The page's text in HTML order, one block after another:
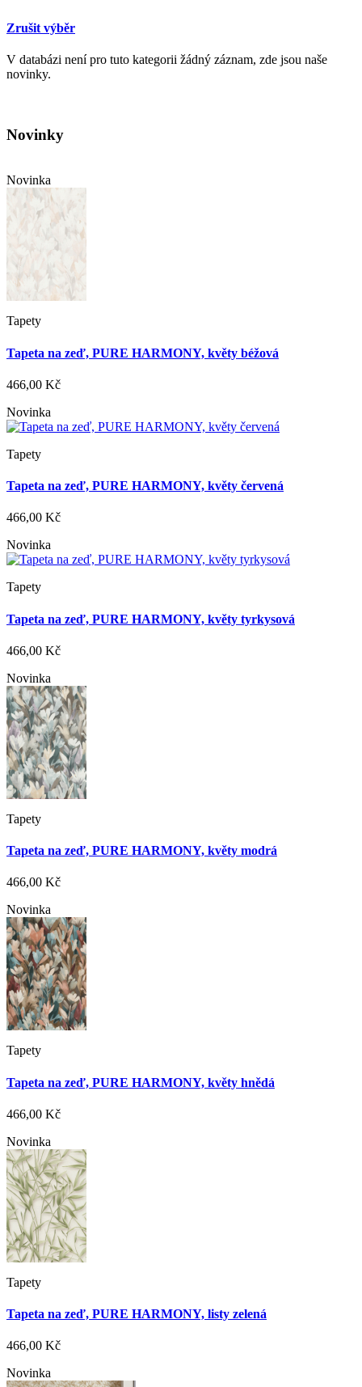
Zrušit výběr
V databázi není pro tuto kategorii žádný záznam, zde jsou naše
novinky.
Novinky
Novinka
Tapety
Tapeta na zeď, PURE HARMONY, květy béžová
466,00 Kč
Novinka
Tapety
Tapeta na zeď, PURE HARMONY, květy červená
466,00 Kč
Novinka
Tapety
Tapeta na zeď, PURE HARMONY, květy tyrkysová
466,00 Kč
Novinka
Tapety
Tapeta na zeď, PURE HARMONY, květy modrá
466,00 Kč
Novinka
Tapety
Tapeta na zeď, PURE HARMONY, květy hnědá
466,00 Kč
Novinka
Tapety
Tapeta na zeď, PURE HARMONY, listy zelená
466,00 Kč
Novinka